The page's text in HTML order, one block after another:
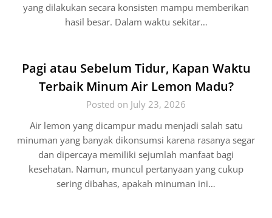
yang dilakukan secara konsisten mampu memberikan
hasil besar. Dalam waktu sekitar…
Pagi atau Sebelum Tidur, Kapan Waktu
Terbaik Minum Air Lemon Madu?
Posted on July 23, 2026
Air lemon yang dicampur madu menjadi salah satu
minuman yang banyak dikonsumsi karena rasanya segar
dan dipercaya memiliki sejumlah manfaat bagi
kesehatan. Namun, muncul pertanyaan yang cukup
sering dibahas, apakah minuman ini…